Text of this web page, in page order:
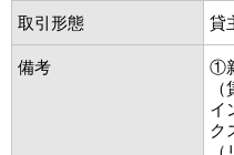
取引形態 貸
備考
①
イ
ク